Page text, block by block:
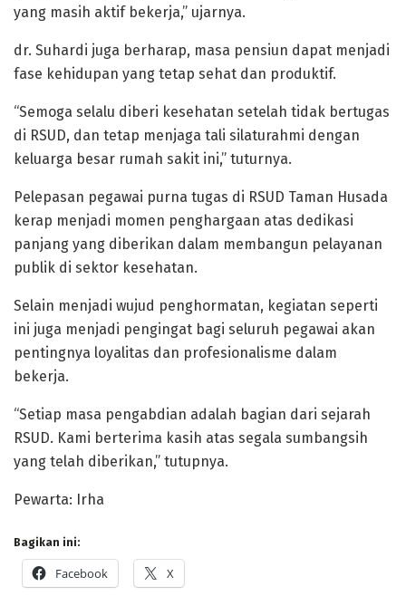
yang masih aktif bekerja,” ujarnya.
dr. Suhardi juga berharap, masa pensiun dapat menjadi
fase kehidupan yang tetap sehat dan produktif.
“Semoga selalu diberi kesehatan setelah tidak bertugas
di RSUD, dan tetap menjaga tali silaturahmi dengan
keluarga besar rumah sakit ini,” tuturnya.
Pelepasan pegawai purna tugas di RSUD Taman Husada
kerap menjadi momen penghargaan atas dedikasi
panjang yang diberikan dalam membangun pelayanan
publik di sektor kesehatan.
Selain menjadi wujud penghormatan, kegiatan seperti
ini juga menjadi pengingat bagi seluruh pegawai akan
pentingnya loyalitas dan profesionalisme dalam
bekerja.
“Setiap masa pengabdian adalah bagian dari sejarah
RSUD. Kami berterima kasih atas segala sumbangsih
yang telah diberikan,” tutupnya.
Pewarta: Irha
Bagikan ini:
Facebook X